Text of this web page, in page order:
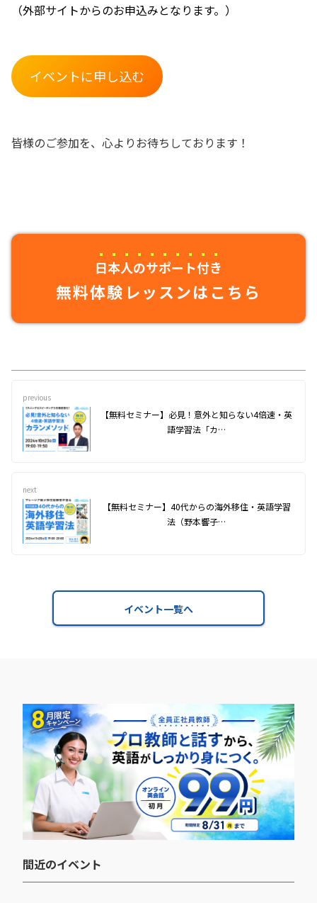
（外部サイトからのお申込みとなります。）
イベントに申し込む
皆様のご参加を、心よりお待ちしております！
日本人のサポート付き
無料体験レッスンはこちら
previous
【無料セミナー】必見！意外と知らない4倍速・英
語学習法「カ…
next
【無料セミナー】40代からの海外移住・英語学習
法（野本響子…
イベント一覧へ
間近のイベント​